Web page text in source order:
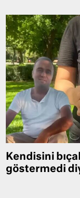
Kendisini
göstermedi